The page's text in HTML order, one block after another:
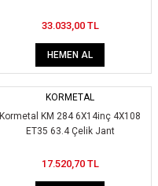
33.033,00 TL
HEMEN AL
KORMETAL
Kormetal KM 284 6X14inç 4X108
ET35 63.4 Çelik Jant
17.520,70 TL